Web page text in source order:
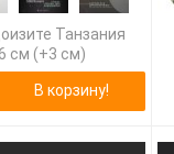
Танзания
см (+3 см)
В корзину!